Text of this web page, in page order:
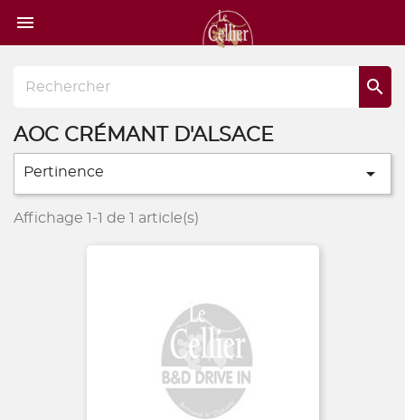


AOC CRÉMANT D'ALSACE
Pertinence 
Affichage 1-1 de 1 article(s)